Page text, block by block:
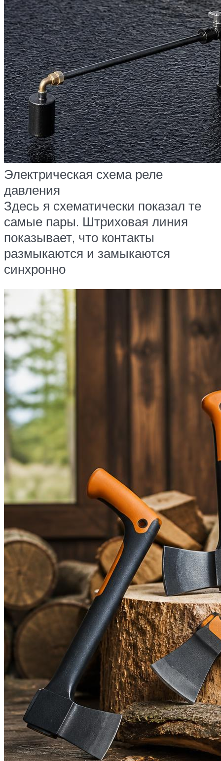
Электрическая схема реле
давления
Здесь я схематически показал те
самые пары. Штриховая линия
показывает, что контакты
размыкаются и замыкаются
синхронно